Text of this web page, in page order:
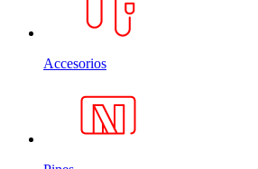
Accesorios